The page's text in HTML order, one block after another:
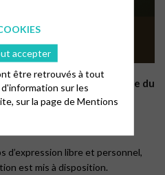
ont lieu le premier dimanche du
de Dieu et témoignage
d’expression libre et personnel,
est mis à disposition.
accepter
être retrouvés à tout
sur les
sur la page deMentions